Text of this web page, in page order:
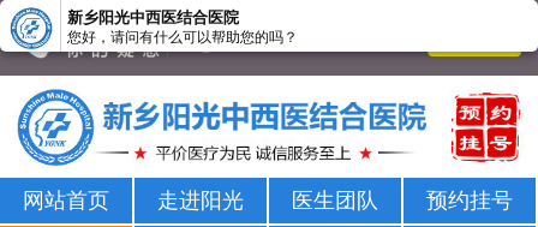
新乡男科医院-新乡市正规男科医院-新乡阳光男科医院
网站首页 走进阳光 医生团队
预约挂号
新乡阳光中西医结合医院
您好，请问有什么可以帮助您的吗？